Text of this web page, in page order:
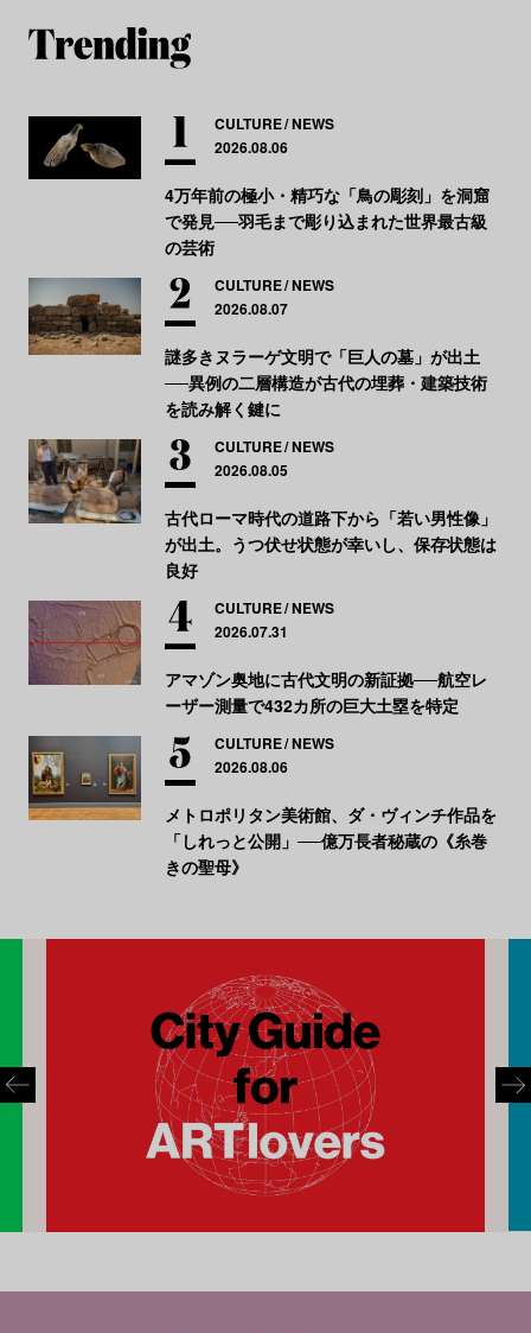
CULTURE NEWS
2026.08.06
4万年前の極小・精巧な「鳥の彫刻」を洞窟
で発見──羽毛まで彫り込まれた世界最古級
の芸術
CULTURE NEWS
2026.08.07
謎多きヌラーゲ文明で「巨人の墓」が出土
──異例の二層構造が古代の埋葬・建築技術
を読み解く鍵に
CULTURE NEWS
2026.08.05
古代ローマ時代の道路下から「若い男性像」
が出土。うつ伏せ状態が幸いし、保存状態は
良好
CULTURE NEWS
2026.07.31
アマゾン奥地に古代文明の新証拠──航空レ
ーザー測量で432カ所の巨大土塁を特定
CULTURE NEWS
2026.08.06
メトロポリタン美術館、ダ・ヴィンチ作品を
「しれっと公開」──億万長者秘蔵の《糸巻
きの聖母》